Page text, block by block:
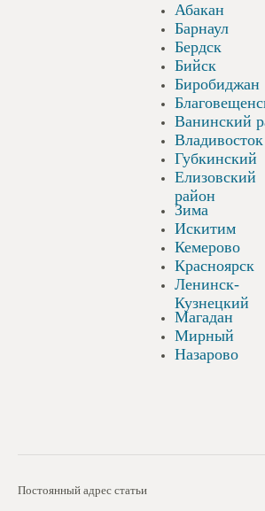
Абакан
Барнаул
Бердск
Бийск
Биробиджан
Ванинский
Владивосток
Губкинский
Елизовский
район
Зима
Искитим
Кемерово
Красноярск
Ленинск-
Кузнецкий
Магадан
Мирный
Назарово
Постоянный адрес статьи